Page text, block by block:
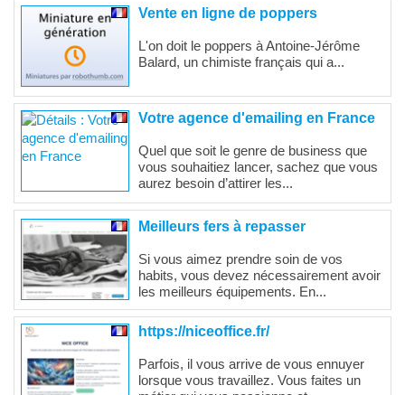
Vente en ligne de poppers
L'on doit le poppers à Antoine-Jérôme
Balard, un chimiste français qui a...
Votre agence d'emailing en France
Quel que soit le genre de business que
vous souhaitiez lancer, sachez que vous
aurez besoin d’attirer les...
Meilleurs fers à repasser
Si vous aimez prendre soin de vos
habits, vous devez nécessairement avoir
les meilleurs équipements. En...
https://niceoffice.fr/
Parfois, il vous arrive de vous ennuyer
lorsque vous travaillez. Vous faites un